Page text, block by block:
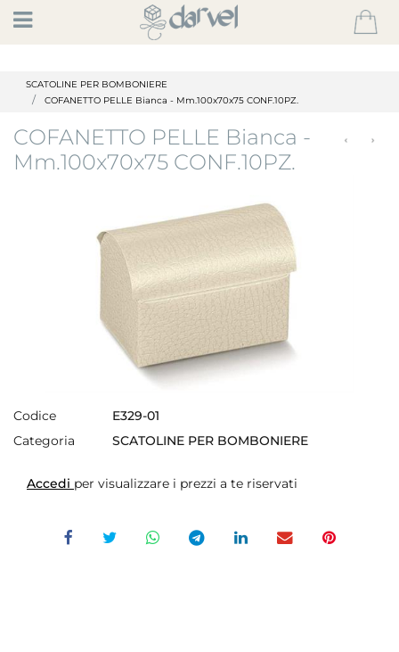
Open
SCATOLINE PER BOMBONIERE
COFANETTO PELLE Bianca - Mm.100x70x75 CONF.10PZ.
COFANETTO PELLE Bianca -
Mm.100x70x75 CONF.10PZ.
Codice
E329-01
Categoria
SCATOLINE PER BOMBONIERE
Accedi per visualizzare i prezzi a te riservati